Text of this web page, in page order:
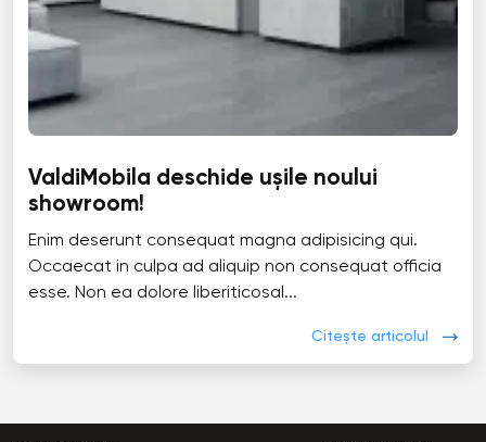
ValdiMobila deschide ușile noului
showroom!
Enim deserunt consequat magna adipisicing qui.
Occaecat in culpa ad aliquip non consequat officia
esse. Non ea dolore liberiticosal...
Citește articolul